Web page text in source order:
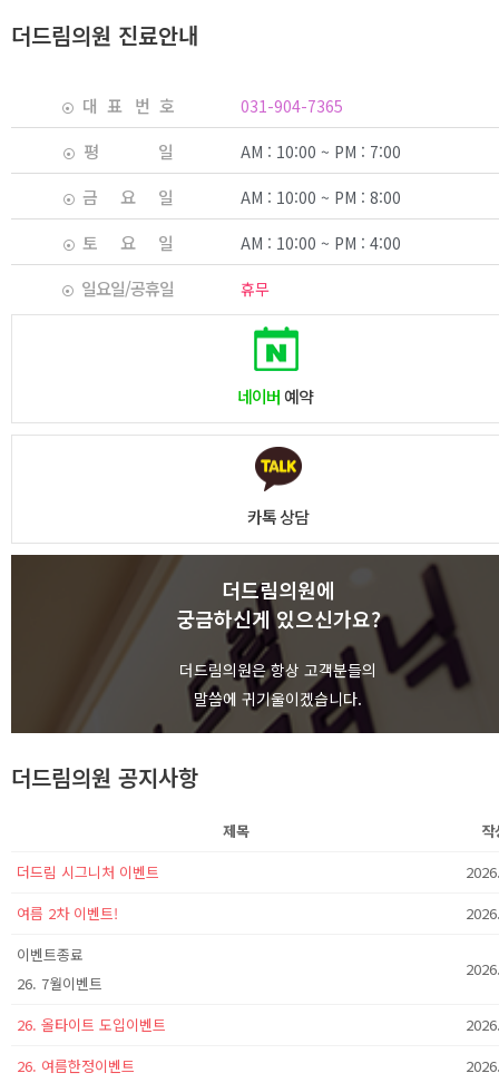
더드림의원 진료안내
대 표 번 호
평 일
금 요 일
토 요 일
일요일/공휴일
031-904-7365
AM : 10:00 ~ PM : 7:00
AM : 10:00 ~ PM : 8:00
AM : 10:00 ~ PM : 4:00
휴무
네이버예약
카톡 상담
더드림의원에
궁금하신게 있으신가요?
더드림의원은 항상 고객분들의
말씀에 귀기울이겠습니다.
상담하기
더드림의원 공지사항
제목
작
더드림 시그니처 이벤트
여름 2차 이벤트!
이벤트종료
26. 7월이벤트
26. 올타이트 도입이벤트
26. 여름한정이벤트